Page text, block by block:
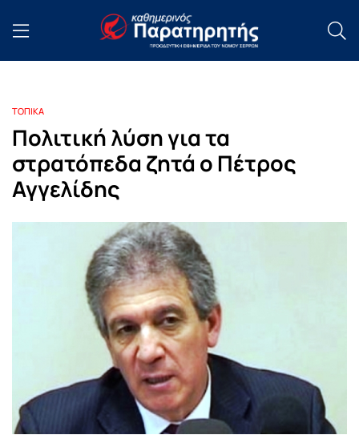
ΤΟΠΙΚΑ
Πολιτική λύση για τα
στρατόπεδα ζητά ο Πέτρος
Αγγελίδης